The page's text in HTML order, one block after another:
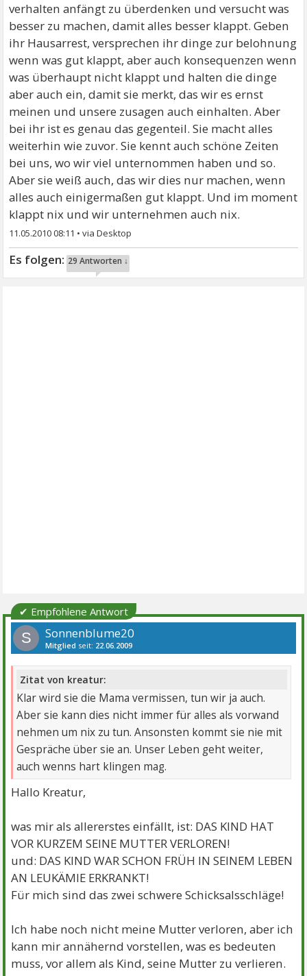
verhalten anfängt zu überdenken und versucht was
besser zu machen, damit alles besser klappt. Geben
ihr Hausarrest, versprechen ihr dinge zur belohnung
wenn was gut klappt, aber auch konsequenzen wenn
was überhaupt nicht klappt und halten die dinge
aber auch ein, damit sie merkt, das wir es ernst
meinen und unsere zusagen auch einhalten. Aber
bei ihr ist es genau das gegenteil. Sie macht alles
weiterhin wie zuvor. Sie kennt auch schöne Zeiten
bei uns, wo wir viel unternommen haben und so.
Aber sie weiß auch, das wir dies nur machen, wenn
alles auch einigermaßen gut klappt. Und im moment
klappt nix und wir unternehmen auch nix.
11.05.2010 08:11 •
29 Antworten ↓
✔ Empfohlene Antwort
S Sonnenblume20
Mitglied seit: 22.06.2009
Zitat von kreatur:
Klar wird sie die Mama vermissen, tun wir ja auch.
Aber sie kann dies nicht immer für alles als vorwand
nehmen um nix zu tun. Ansonsten kommt sie nie mit
Gespräche über sie an. Unser Leben geht weiter,
auch wenns hart klingen mag.
Hallo Kreatur,
was mir als allererstes einfällt, ist: DAS KIND HAT
VOR KURZEM SEINE MUTTER VERLOREN!
und: DAS KIND WAR SCHON FRÜH IN SEINEM LEBEN
AN LEUKÄMIE ERKRANKT!
Für mich sind das zwei schwere Schicksalsschläge!
Ich habe noch nicht meine Mutter verloren, aber ich
kann mir annähernd vorstellen, was es bedeuten
muss, vor allem als Kind, seine Mutter zu verlieren.